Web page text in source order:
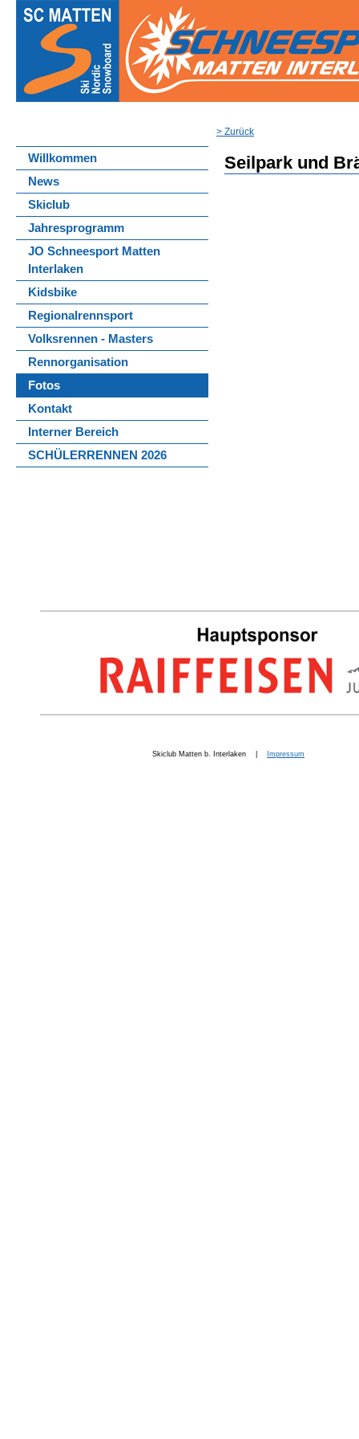
Willkommen
News
Skiclub
Jahresprogramm
JO Schneesport Matten
Interlaken
Kidsbike
Regionalrennsport
Volksrennen - Masters
Rennorganisation
Fotos
Kontakt
Interner Bereich
SCHÜLERRENNEN 2026
> Zurück
Seilpark und
Skiclub Matten b. Interlaken | Impressum